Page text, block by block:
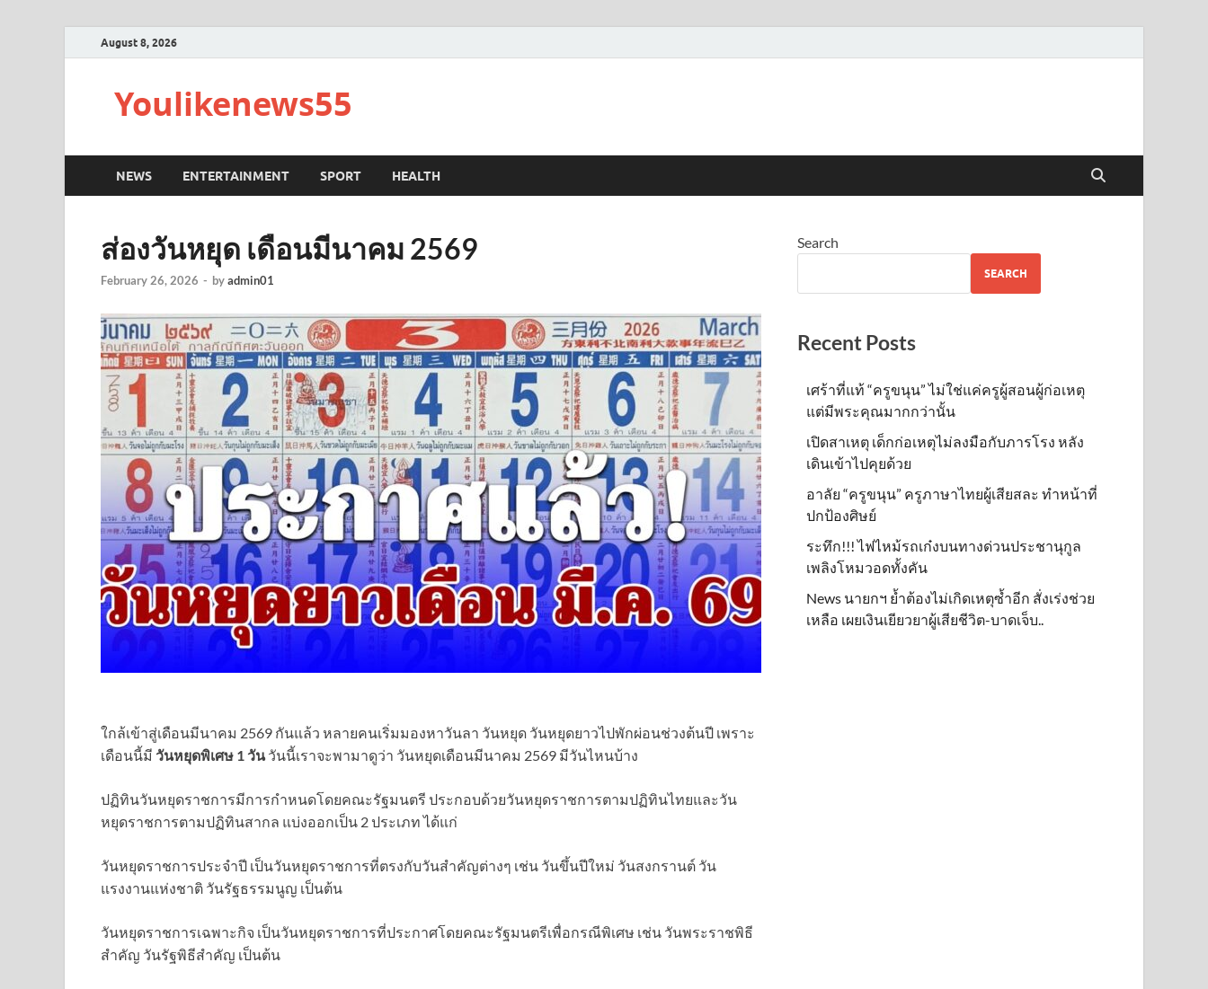
August 8, 2026
Youlikenews55
NEWS ENTERTAINMENT SPORT HEALTH
ส่องวันหยุด เดือนมีนาคม 2569
February 26, 2026 - byadmin01
ใกล้เข้าสู่เดือนมีนาคม 2569 กันแล้ว หลายคนเริ่มมองหาวันลา วันหยุด วันหยุดยาวไปพักผ่อนช่วงต้นปี เพราะ
เดือนนี้มี วันหยุดพิเศษ 1 วันวันนี้เราจะพามาดูว่า วันหยุดเดือนมีนาคม 2569 มีวันไหนบ้าง
ปฏิทินวันหยุดราชการมีการกำหนดโดยคณะรัฐมนตรี ประกอบด้วยวันหยุดราชการตามปฏิทินไทยและวัน
หยุดราชการตามปฏิทินสากล แบ่งออกเป็น 2 ประเภท ได้แก่
วันหยุดราชการประจำปี เป็นวันหยุดราชการที่ตรงกับวันสำคัญต่างๆ เช่น วันขึ้นปีใหม่ วันสงกรานต์ วัน
แรงงานแห่งชาติ วันรัฐธรรมนูญ เป็นต้น
วันหยุดราชการเฉพาะกิจ เป็นวันหยุดราชการที่ประกาศโดยคณะรัฐมนตรีเพื่อกรณีพิเศษ เช่น วันพระราชพิธี
สำคัญ วันรัฐพิธีสำคัญ เป็นต้น
Search
SEARCH
Recent Posts
เศร้าที่แท้ “ครูขนุน” ไม่ใช่แค่ครูผู้สอนผู้ก่อเหตุ
แต่มีพระคุณมากกว่านั้น
เปิดสาเหตุ เด็กก่อเหตุไม่ลงมือกับภารโรง หลัง
เดินเข้าไปคุยด้วย
อาลัย “ครูขนุน” ครูภาษาไทยผู้เสียสละ ทำหน้าที่
ปกป้องศิษย์
ระทึก!!! ไฟไหม้รถเก๋งบนทางด่วนประชานุกูล
เพลิงโหมวอดทั้งคัน
News นายกฯ ย้ำต้องไม่เกิดเหตุซ้ำอีก สั่งเร่งช่วย
เหลือ เผยเงินเยียวยาผู้เสียชีวิต-บาดเจ็บ..